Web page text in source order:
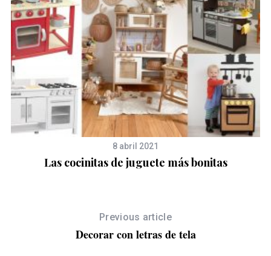
8 abril 2021
Las cocinitas de juguete más bonitas
Previous article
Decorar con letras de tela